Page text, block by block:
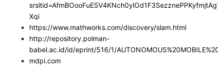
Xqi
https://www.mathworks.com/discovery/slam.html
http://repository.polman-
babel.ac.id/id/eprint/516/1/
mdpi.com